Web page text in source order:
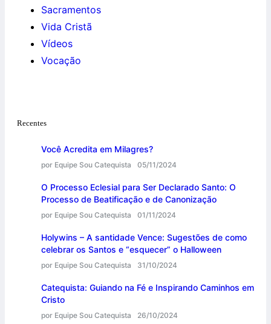
Sacramentos
Vida Cristã
Vídeos
Vocação
Recentes
Você Acredita em Milagres?
por Equipe Sou Catequista 05/11/2024
O Processo Eclesial para Ser Declarado Santo: O
Processo de Beatificação e de Canonização
por Equipe Sou Catequista 01/11/2024
Holywins – A santidade Vence: Sugestões de como
celebrar os Santos e “esquecer” o Halloween
por Equipe Sou Catequista 31/10/2024
Catequista: Guiando na Fé e Inspirando Caminhos em
Cristo
por Equipe Sou Catequista 26/10/2024